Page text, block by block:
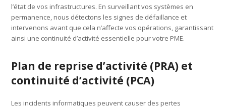
l’état de vos infrastructures. En surveillant vos systèmes en
permanence, nous détectons les signes de défaillance et
intervenons avant que cela n’affecte vos opérations, garantissant
ainsi une continuité d’activité essentielle pour votre PME.
Plan de reprise d’activité (PRA) et
continuité d’activité (PCA)
Les incidents informatiques peuvent causer des pertes